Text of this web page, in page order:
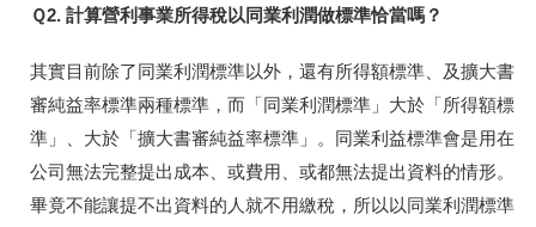
Ｑ2. 計算營利事業所得稅以同業利潤做標準恰當嗎？
其實目前除了同業利潤標準以外，還有所得額標準、及擴大書
審純益率標準兩種標準，而「同業利潤標準」大於「所得額標
準」、大於「擴大書審純益率標準」。同業利益標準會是用在
公司無法完整提出成本、或費用、或都無法提出資料的情形。
畢竟不能讓提不出資料的人就不用繳稅，所以以同業利潤標準